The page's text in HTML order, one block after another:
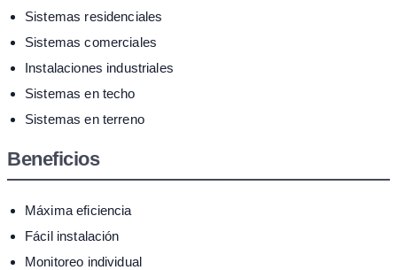
Sistemas residenciales
Sistemas comerciales
Instalaciones industriales
Sistemas en techo
Sistemas en terreno
Beneficios
Máxima eficiencia
Fácil instalación
Monitoreo individual